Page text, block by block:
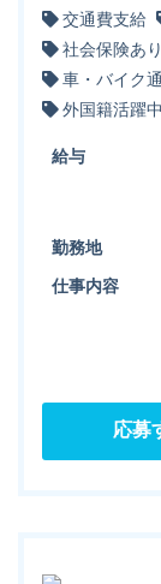
交通費支給
社会保険あり
車・バイク
外国籍活躍中
給与
勤務地
仕事内容
応募